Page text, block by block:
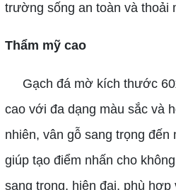
trường sống an toàn và thoải
Thẩm mỹ cao
Gạch đá mờ kích thước
cao với đa dạng màu sắc và
nhiên, vân gỗ sang trọng đến
giúp tạo điểm nhấn cho
sang trọng, hiện đại, phù